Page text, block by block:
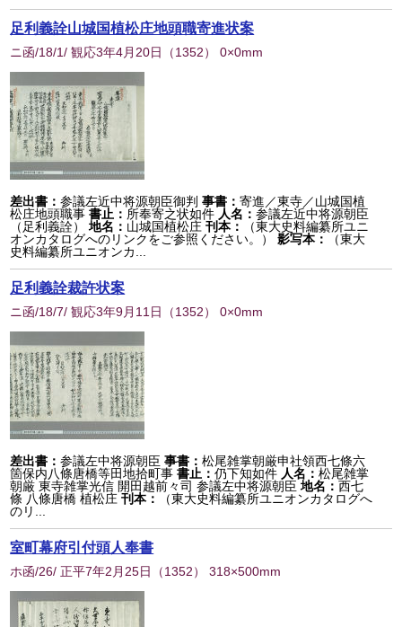
足利義詮山城国植松庄地頭職寄進状案
ニ函/18/1/ 観応3年4月20日 （1352） 0×0mm
差出書：参議左近中将源朝臣御判 事書：寄進／東寺／山城国植
松庄地頭職事書止： 所奉寄之状如件 人名：参議左近中将源朝臣
（足利義詮）
地名： 山城国植松庄 刊本：
（東大史料編纂所ユニ
オンカタログへのリンクをご参照ください。）
影写本：
（東大
史料編纂所ユニオンカ...
足利義詮裁許状案
ニ函/18/7/ 観応3年9月11日 （1352） 0×0mm
差出書：参議左中将源朝臣 事書：松尾雑掌朝厳申社領西七條六
箇保内八條唐橋等田地拾町事書止：仍下知如件 人名：松尾雑掌
朝厳 東寺雑掌光信 開田越前々司 参議左中将源朝臣 地名：西七
條 八條唐橋 植松庄 刊本：
（東大史料編纂所ユニオンカタログへ
のリ...
室町幕府引付頭人奉書
ホ函/26/ 正平7年2月25日 （1352） 318×500mm